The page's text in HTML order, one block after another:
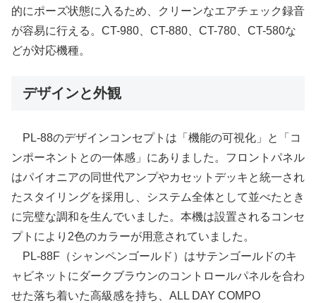
的にポーズ状態に入るため、クリーンなエアチェック録音
が容易に行える。CT-980、CT-880、CT-780、CT-580な
どが対応機種。
デザインと外観
PL-88のデザインコンセプトは「機能の可視化」と「コ
ンポーネントとの一体感」にありました。フロントパネル
はパイオニアの同世代アンプやカセットデッキと統一され
たスタイリングを採用し、システム全体として並べたとき
に完璧な調和を生んでいました。本機は設置されるコンセ
プトにより2色のカラーが用意されていました。
PL-88F（シャンペンゴールド）はサテンゴールドのキ
ャビネットにダークブラウンのコントロールパネルを合わ
せた落ち着いた高級感を持ち、ALL DAY COMPO